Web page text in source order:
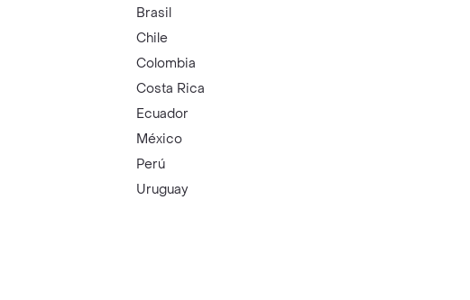
Brasil
Chile
Colombia
Costa Rica
Ecuador
México
Perú
Uruguay